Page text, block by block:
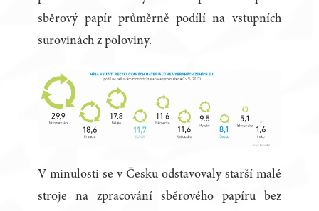
sběrový papír průměrně podílí na vstupních
surovinách z poloviny.
V minulosti se v Česku odstavovaly starší malé
stroje na zpracování sběrového papíru bez